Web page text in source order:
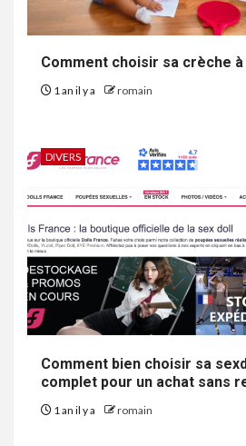
Comment choisir sa crèche à
1 an il y a romain
DIVERS
Comment bien choisir sa
complet pour un achat sans
1 an il y a romain